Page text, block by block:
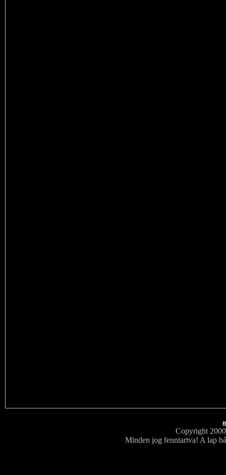
Copyright
Minden jog fenntartva! A lap